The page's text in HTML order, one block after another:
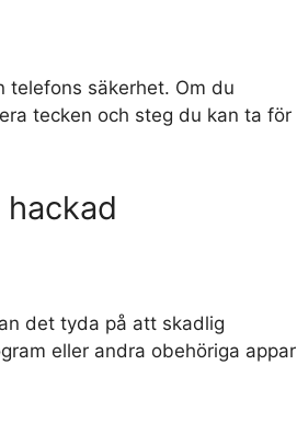
telefons säkerhet. Om du
tecken och steg du kan ta för
det tyda på att skadlig
eller andra obehöriga appar